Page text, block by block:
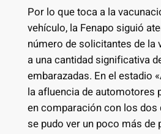
Por lo que toca a la
vehículo, la Fenapo siguió
número de solicitantes de la
a una cantidad significativa
embarazadas. En el estadio
la afluencia de automotores
en comparación con los dos
se pudo ver un poco más de